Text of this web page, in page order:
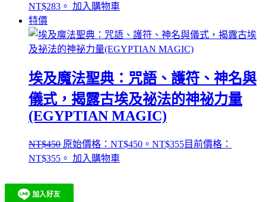
NT$283。 加入購物車
特價
埃及魔法聖典：咒語、護符、神名與
儀式，揭露古埃及祕法的神祕力量
(EGYPTIAN MAGIC)
NT$450 原始價格：NT$450。 NT$355目前價格：
NT$355。 加入購物車